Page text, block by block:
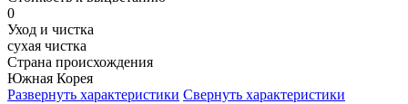
0
Уход и чистка
сухая чистка
Страна происхождения
Южная Корея
Развернуть характеристики Свернуть характеристики